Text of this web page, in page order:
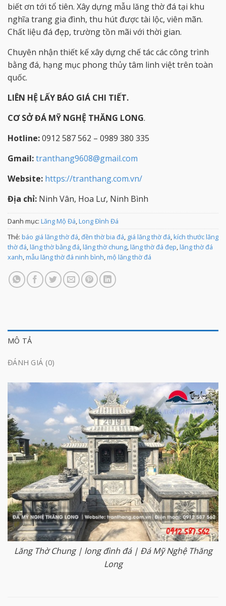
biết ơn tới tổ tiên. Xây dựng mẫu lăng thờ đá tại khu
nghĩa trang gia đình, thu hút được tài lộc, viên mãn.
Chất liệu đá đẹp, trường tồn mãi với thời gian.
Chuyên nhận thiết kế xây dựng chế tác các công trình
bằng đá, hạng mục phong thủy tâm linh việt trên toàn
quốc.
LIÊN HỆ LẤY BÁO GIÁ CHI TIẾT.
CƠ SỞ ĐÁ MỸ NGHỆ THĂNG LONG.
Hotline:0912 587 562 – 0989 380 335
Gmail:tranthang9608@gmail.com
Website: https://tranthang.com.vn/
Địa chỉ: Ninh Vân, Hoa Lư, Ninh Bình
Danh mục: Lăng Mộ Đá,Long Đình Đá
Thẻ: báo giá lăng thờ đá,đền thờ bia đá, giá lăng thờ đá,kích thước lăng
thờ đá,lăng thờ bằng đá,lăng thờ chung,lăng thờ đá đẹp,lăng thờ đá
xanh,mẫu lăng thờ đá ninh bình,mộ lăng thờ đá
MÔ TẢ
ĐÁNH GIÁ (0)
Lăng Thờ Chung | long đình đá | Đá Mỹ Nghệ Thăng
Long